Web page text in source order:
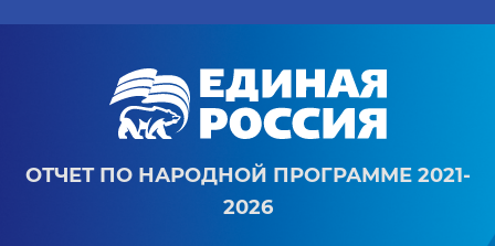
ОТЧЕТ ПО НАРОДНОЙ ПРОГРАММЕ 2021-
2026